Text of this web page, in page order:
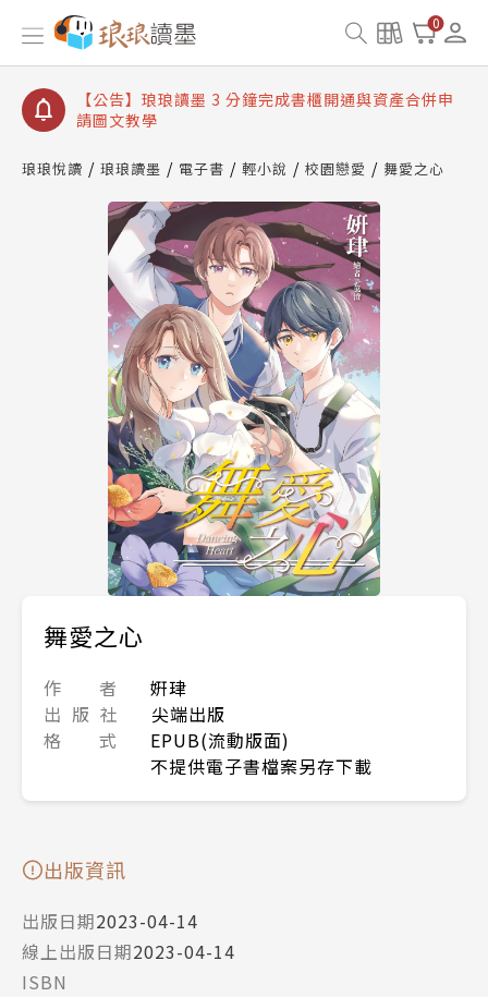
0
【公告】琅琅讀墨數位閱讀資產合併與書櫃開通申請
【公告】琅琅讀墨書櫃開通常見問題
【公告】琅琅讀墨 3 分鐘完成書櫃開通與資產合併申
請圖文教學
查詢
【公告】琅琅讀墨數位閱讀資產合併與書櫃開通申請
琅琅悅讀 琅琅讀墨 電子書 輕小說 校園戀愛 舞愛之心
舞愛之心
作 者
姸珒
出 版 社
尖端出版
格 式
EPUB(流動版面)
不提供電子書檔案另存下載
出版資訊
出版日期2023-04-14
線上出版日期2023-04-14
ISBN